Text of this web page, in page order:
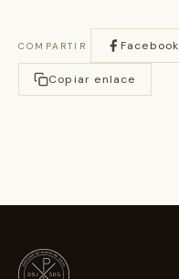
COMPARTIR Facebook
Copiar enlace